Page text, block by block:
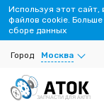
Город Москва
ЗАПЧАСТИ ДЛЯ АКПП
Используя этот сайт,
файлов cookie.
сборе данных